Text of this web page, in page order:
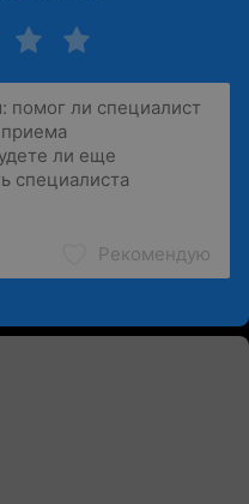
Рекомендую